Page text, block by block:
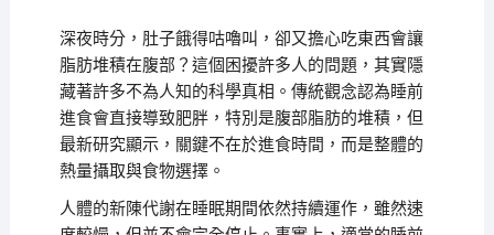
深夜時分，肚子餓得咕嚕叫，卻又擔心吃東西會讓
脂肪堆積在腹部？這個困擾許多人的問題，其實隱
藏著許多不為人知的科學真相。傳統觀念認為睡前
進食會直接導致肥胖，特別是腹部脂肪的堆積，但
最新研究顯示，關鍵不在於進食時間，而是整體的
熱量攝取與食物選擇。
人體的新陳代謝在睡眠期間依然持續運作，雖然速